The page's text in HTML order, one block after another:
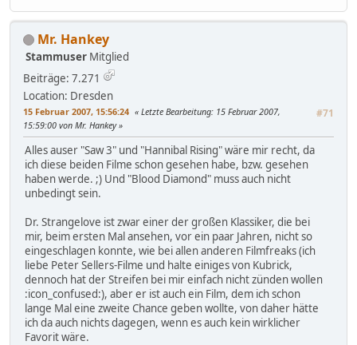
Mr. Hankey
Stammuser Mitglied
Beiträge: 7.271
Location: Dresden
15 Februar 2007, 15:56:24 #71
Letzte Bearbeitung: 15 Februar 2007,
15:59:00 von Mr. Hankey
Alles auser "Saw 3" und "Hannibal Rising" wäre mir recht, da
ich diese beiden Filme schon gesehen habe, bzw. gesehen
haben werde. ;) Und "Blood Diamond" muss auch nicht
unbedingt sein.
Dr. Strangelove ist zwar einer der großen Klassiker, die bei
mir, beim ersten Mal ansehen, vor ein paar Jahren, nicht so
eingeschlagen konnte, wie bei allen anderen Filmfreaks (ich
liebe Peter Sellers-Filme und halte einiges von Kubrick,
dennoch hat der Streifen bei mir einfach nicht zünden wollen
:icon_confused:), aber er ist auch ein Film, dem ich schon
lange Mal eine zweite Chance geben wollte, von daher hätte
ich da auch nichts dagegen, wenn es auch kein wirklicher
Favorit wäre.